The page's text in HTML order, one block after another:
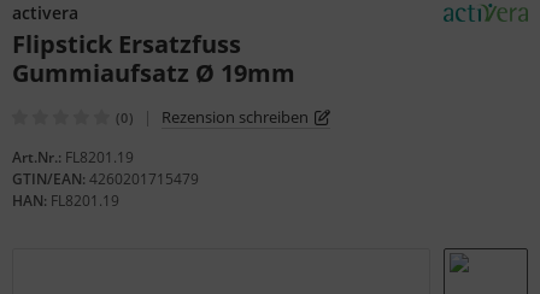
activera
Flipstick Ersatzfuss
Gummiaufsatz Ø 19mm
(0) | Rezension schreiben
Art.Nr.: FL8201.19
GTIN/EAN: 4260201715479
HAN: FL8201.19